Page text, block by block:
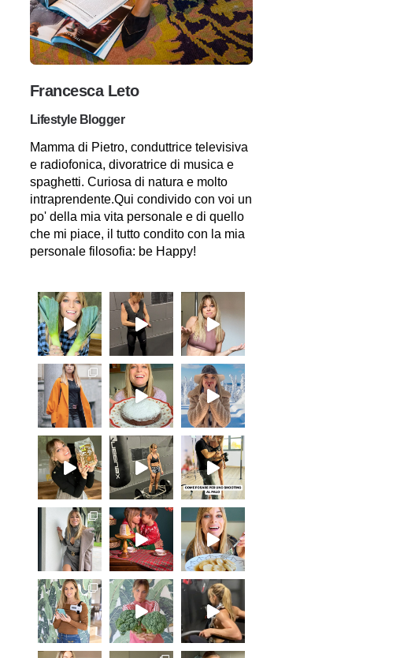
Francesca Leto
Lifestyle Blogger
Mamma di Pietro, conduttrice televisiva
e radiofonica, divoratrice di musica e
spaghetti. Curiosa di natura e molto
intraprendente.Qui condivido con voi un
po' della mia vita personale e di quello
che mi piace, il tutto condito con la mia
personale filosofia: be Happy!